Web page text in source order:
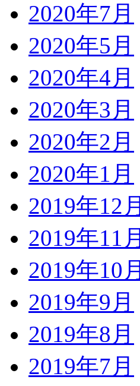
2020年7月
2020年5月
2020年4月
2020年3月
2020年2月
2020年1月
2019年12月
2019年11月
2019年10月
2019年9月
2019年8月
2019年7月